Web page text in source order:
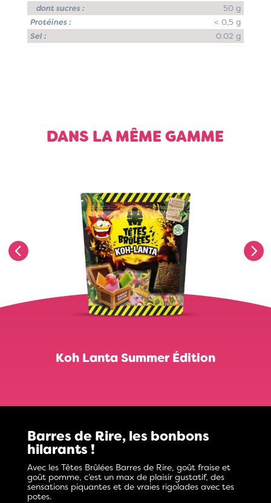
dont sucres :
50 g
Protéines :
< 0,5 g
Sel :
0.02 g
DANS LA MÊME GAMME
Koh Lanta Summer Édition
Barres de Rire, les bonbons
hilarants !
Avec les Têtes Brûlées Barres de Rire, goût fraise et
goût pomme, c’est un max de plaisir gustatif, des
sensations piquantes et de vraies rigolades avec tes
potes.